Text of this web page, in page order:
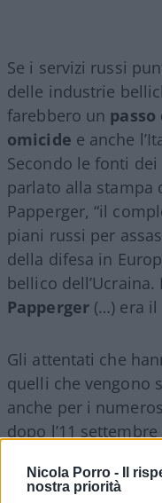
Nicola Porro -
Il
nostra priorità
Se i servizi russi
delle industrie
farebbero un
omicide e anche
Secondo le fonti
parlato alla stampa
Papperger, “il
piani russi per
della difesa in
bellico
Papperger(…) era il
Gli attentati che
quelli che vengono
anche per i
dopo l’11
pericolo corriamo.